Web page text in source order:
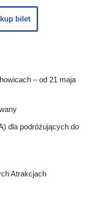
bilet
– od 21 maja
dla podróżujących do
Atrakcjach